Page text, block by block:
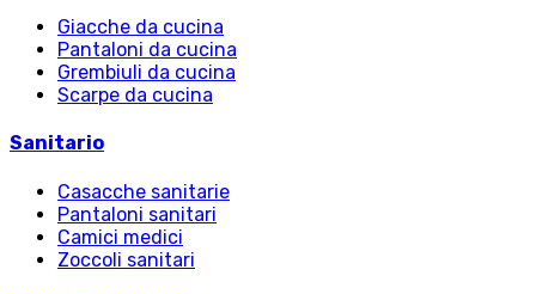
Giacche da cucina
Pantaloni da cucina
Grembiuli da cucina
Scarpe da cucina
Sanitario
Casacche sanitarie
Pantaloni sanitari
Camici medici
Zoccoli sanitari